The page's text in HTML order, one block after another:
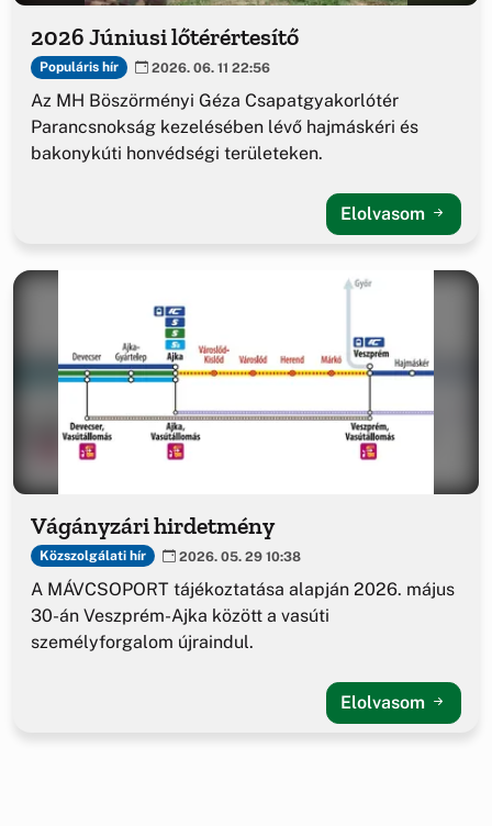
2026 Júniusi lőtérértesítő
Populáris hír 2026. 06. 11 22:56
Az MH Böszörményi Géza Csapatgyakorlótér
Parancsnokság kezelésében lévő hajmáskéri és
bakonykúti honvédségi területeken.
Elolvasom
Vágányzári hirdetmény
Közszolgálati hír 2026. 05. 29 10:38
A MÁVCSOPORT tájékoztatása alapján 2026. május
30-án Veszprém-Ajka között a vasúti
személyforgalom újraindul.
Elolvasom